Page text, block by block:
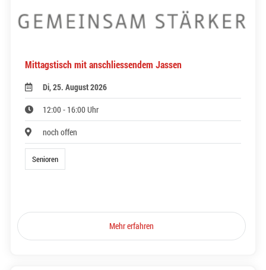
Mittagstisch mit anschliessendem Jassen
Di, 25. August 2026
12:00 - 16:00 Uhr
noch offen
Senioren
Mehr erfahren